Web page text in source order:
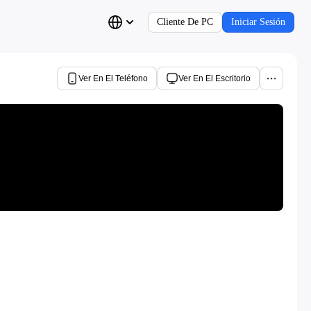
Cliente De PC Iniciar Sesión
Ver En El Teléfono Ver En El Escritorio